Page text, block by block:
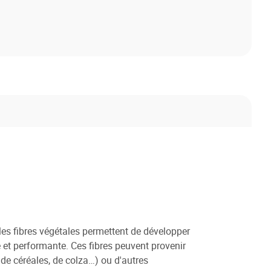
fibres végétales permettent de développer
performante. Ces fibres peuvent provenir
céréales, de colza…) ou d'autres